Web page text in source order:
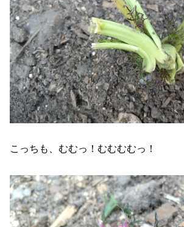
こっちも、むむっ！むむむむっ！